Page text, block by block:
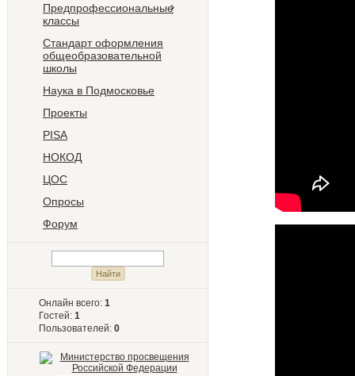
Предпрофессиональные
классы
Стандарт оформления
общеобразовательной
школы
Наука в Подмосковье
Проекты
PISA
НОКОД
ЦОС
Опросы
Форум
Онлайн всего: 1
Гостей: 1
Пользователей: 0